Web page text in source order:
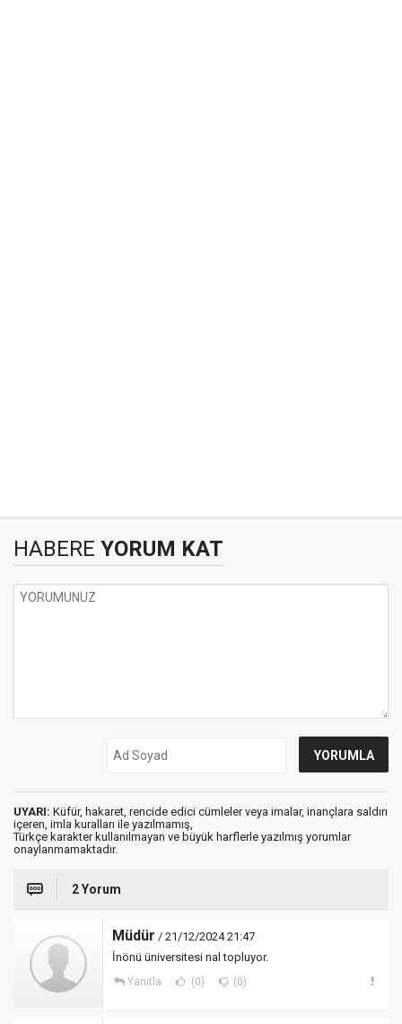
HABERE YORUM KAT
UYARI: Küfür, hakaret, rencide edici cümleler veya imalar, inançlara saldırı
içeren, imla kuralları ile yazılmamış,
Türkçe karakter kullanılmayan ve büyük harflerle yazılmış yorumlar
onaylanmamaktadır.
2 Yorum
Müdür / 21/12/2024 21:47
İnönü üniversitesi nal topluyor.
Yanıtla (0) (0)